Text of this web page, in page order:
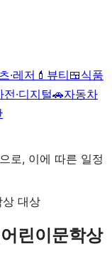
·레저 💄 뷰티🍱식품
전·디지털🚗자동차
로, 이에 따른 일정
린이문학상